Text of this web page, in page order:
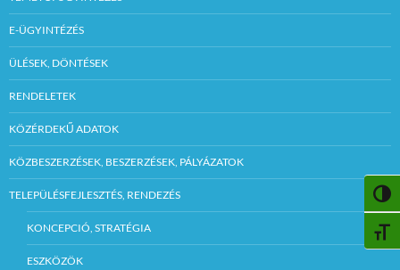
E-ÜGYINTÉZÉS
ÜLÉSEK, DÖNTÉSEK
RENDELETEK
KÖZÉRDEKŰ ADATOK
KÖZBESZERZÉSEK, BESZERZÉSEK, PÁLYÁZATOK
TELEPÜLÉSFEJLESZTÉS, RENDEZÉS
KONCEPCIÓ, STRATÉGIA
ESZKÖZÖK